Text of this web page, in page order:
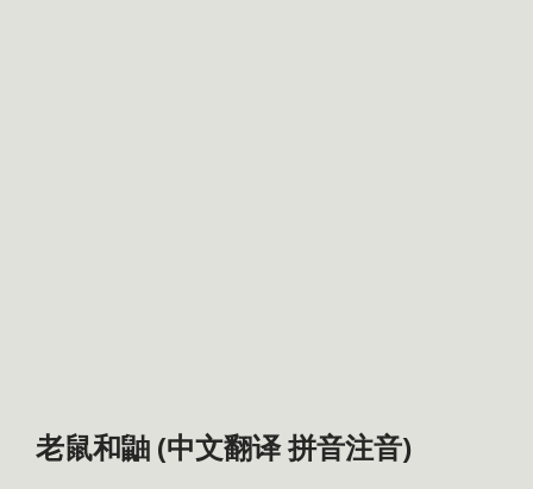
老鼠和鼬 (中文翻译 拼音注音)